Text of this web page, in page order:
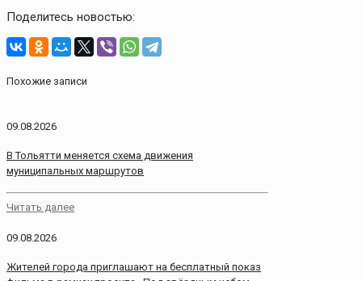
Поделитесь новостью:
Похожие записи
09.08.2026
В Тольятти меняется схема движения
муниципальных маршрутов
Читать далее
09.08.2026
Жителей города приглашают на бесплатный показ